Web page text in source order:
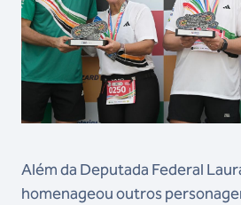
Além da Deputada Federal
homenageou outros